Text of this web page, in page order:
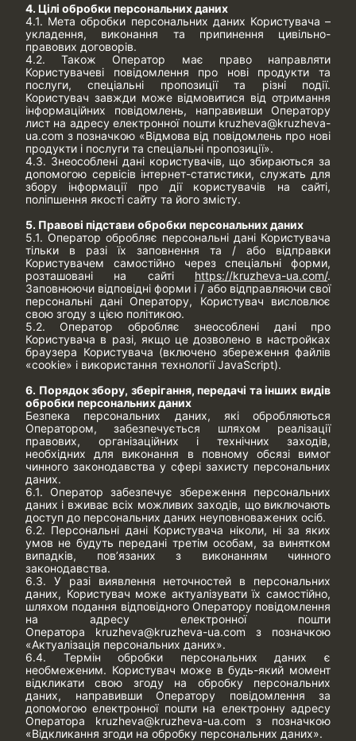
4. Цілі обробки персональних даних
4.1. Мета обробки персональних даних Користувача –
укладення, виконання та припинення цивільно-
правових договорів.
4.2. Також Оператор має право направляти
Користувачеві повідомлення про нові продукти та
послуги, спеціальні пропозиції та різні події.
Користувач завжди може відмовитися від отримання
інформаційних повідомлень, направивши Оператору
лист на адресу електронної пошти kruzheva@kruzheva-
ua.com з позначкою «Відмова від повідомлень про нові
продукти і послуги та спеціальні пропозиції».
4.3. Знеособлені дані користувачів, що збираються за
допомогою сервісів інтернет-статистики, служать для
збору інформації про дії користувачів на сайті,
поліпшення якості сайту та його змісту.
5. Правові підстави обробки персональних даних
5.1. Оператор обробляє персональні дані Користувача
тільки в разі їх заповнення та / або відправки
Користувачем самостійно через спеціальні форми,
розташовані на сайті https://kruzheva-ua.com/.
Заповнюючи відповідні форми і / або відправляючи свої
персональні дані Оператору, Користувач висловлює
свою згоду з цією політикою.
5.2. Оператор обробляє знеособлені дані про
Користувача в разі, якщо це дозволено в настройках
браузера Користувача (включено збереження файлів
«cookie» і використання технології JavaScript).
6. Порядок збору, зберігання, передачі та інших видів
обробки персональних даних
Безпека персональних даних, які обробляються
Оператором, забезпечується шляхом реалізації
правових, організаційних і технічних заходів,
необхідних для виконання в повному обсязі вимог
чинного законодавства у сфері захисту персональних
даних.
6.1. Оператор забезпечує збереження персональних
даних і вживає всіх можливих заходів, що виключають
доступ до персональних даних неуповноважених осіб.
6.2. Персональні дані Користувача ніколи, ні за яких
умов не будуть передані третім особам, за винятком
випадків, пов’язаних з виконанням чинного
законодавства.
6.3. У разі виявлення неточностей в персональних
даних, Користувач може актуалізувати їх самостійно,
шляхом подання відповідного Оператору повідомлення
на адресу електронної пошти
Оператора kruzheva@kruzheva-ua.com з позначкою
«Актуалізація персональних даних».
6.4. Термін обробки персональних даних є
необмеженим. Користувач може в будь-який момент
відкликати свою згоду на обробку персональних
даних, направивши Оператору повідомлення за
допомогою електронної пошти на електронну адресу
Оператора kruzheva@kruzheva-ua.com з позначкою
«Відкликання згоди на обробку персональних даних».